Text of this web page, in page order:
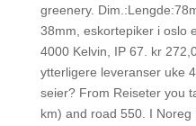
greenery.
38mm, eskortepiker i oslo
4000 Kelvin, IP 67. kr
ytterligere leveranser uke
seier? From Reiseter you
km) and road 550. I